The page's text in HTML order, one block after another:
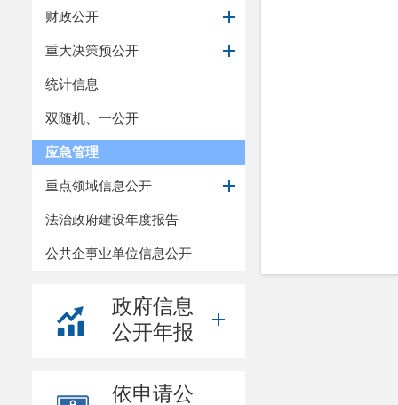
财政公开
重大决策预公开
统计信息
双随机、一公开
应急管理
重点领域信息公开
法治政府建设年度报告
公共企事业单位信息公开
政府信息
公开年报
依申请公